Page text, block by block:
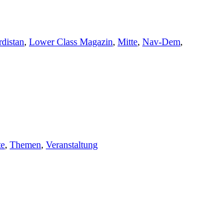
, Lower Class Magazin, Mitte, Nav-Dem,
, Themen, Veranstaltung